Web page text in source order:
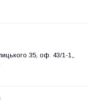
35, оф. 43/1-1,,